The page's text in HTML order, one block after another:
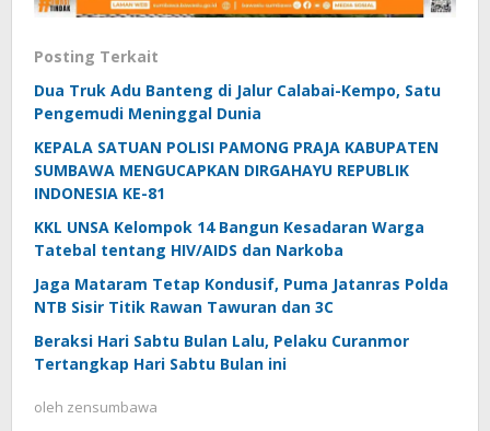
Posting Terkait
Dua Truk Adu Banteng di Jalur Calabai-Kempo, Satu
Pengemudi Meninggal Dunia
KEPALA SATUAN POLISI PAMONG PRAJA KABUPATEN
SUMBAWA MENGUCAPKAN DIRGAHAYU REPUBLIK
INDONESIA KE-81
KKL UNSA Kelompok 14 Bangun Kesadaran Warga
Tatebal tentang HIV/AIDS dan Narkoba
Jaga Mataram Tetap Kondusif, Puma Jatanras Polda
NTB Sisir Titik Rawan Tawuran dan 3C
Beraksi Hari Sabtu Bulan Lalu, Pelaku Curanmor
Tertangkap Hari Sabtu Bulan ini
oleh zensumbawa